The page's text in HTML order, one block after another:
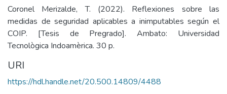
Coronel Merizalde, T. (2022). Reflexiones sobre las
medidas de seguridad aplicables a inimputables según el
COIP. [Tesis de Pregrado]. Ambato: Universidad
Tecnològica Indoamèrica. 30 p.
URI
https://hdl.handle.net/20.500.14809/4488